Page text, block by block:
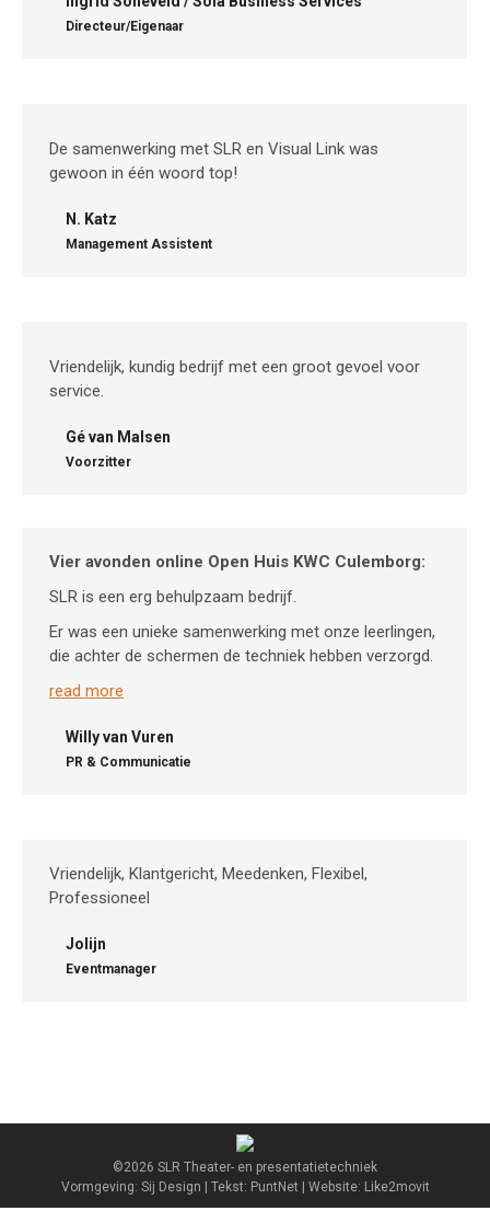
Directeur/Eigenaar
De samenwerking met SLR en Visual Link was
gewoon in één woord top!
N. Katz
Management Assistent
Vriendelijk, kundig bedrijf met een groot gevoel voor
service.
Gé van Malsen
Voorzitter
Vier avonden online Open Huis KWC Culemborg:
SLR is een erg behulpzaam bedrijf.
Er was een unieke samenwerking met onze leerlingen,
die achter de schermen de techniek hebben verzorgd.
read more
Willy van Vuren
PR & Communicatie
Vriendelijk, Klantgericht, Meedenken, Flexibel,
Professioneel
Jolijn
Eventmanager
©2026 SLR Theater- en presentatietechniek
Vormgeving: Sij Design | Tekst: PuntNet | Website: Like2movit